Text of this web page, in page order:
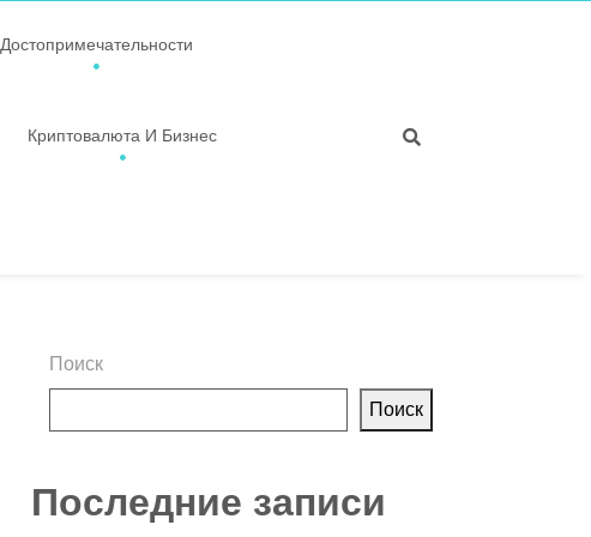
Достопримечательности
Криптовалюта И Бизнес
Поиск
Поиск
Последние записи